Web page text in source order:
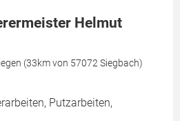
Helmut
(33km von 57072 Siegbach)
Putzarbeiten,